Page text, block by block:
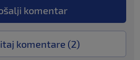
komentar
komentare (2)